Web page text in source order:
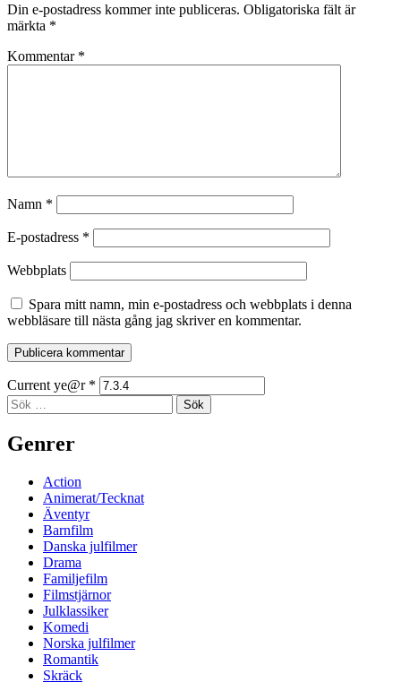
Din e-postadress kommer inte publiceras. Obligatoriska fält är
märkta *
Kommentar *
Namn *
E-postadress *
Webbplats
Spara mitt namn, min e-postadress och webbplats i denna
webbläsare till nästa gång jag skriver en kommentar.
Current ye@r *
Sidopanel
Sök
efter:
Genrer
Action
Animerat/Tecknat
Äventyr
Barnfilm
Danska julfilmer
Drama
Familjefilm
Filmstjärnor
Julklassiker
Komedi
Norska julfilmer
Romantik
Skräck